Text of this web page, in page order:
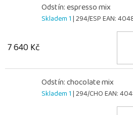
Odstín: espresso mix
Skladem 1| 294/ESPEAN:
7 640 Kč
Odstín: chocolate mix
Skladem 1| 294/CHOEAN: